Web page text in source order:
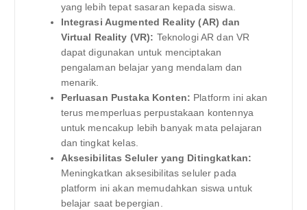
yang lebih tepat sasaran kepada siswa.
Integrasi Augmented Reality (AR) dan
Virtual Reality (VR): Teknologi AR dan VR
dapat digunakan untuk menciptakan
pengalaman belajar yang mendalam dan
menarik.
Perluasan Pustaka Konten: Platform ini akan
terus memperluas perpustakaan kontennya
untuk mencakup lebih banyak mata pelajaran
dan tingkat kelas.
Aksesibilitas Seluler yang Ditingkatkan:
Meningkatkan aksesibilitas seluler pada
platform ini akan memudahkan siswa untuk
belajar saat bepergian.